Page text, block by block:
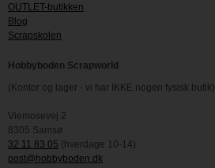
OUTLET-butikken
Blog
Scrapskolen
Hobbyboden Scrapworld
(Kontor og lager - vi har IKKE nogen fysisk butik)
Viemosevej 2
8305 Samsø
32 11 83 05 (hverdage 10-14)
post@hobbyboden.dk